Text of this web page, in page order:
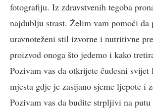
fotografiju. Iz zdravstvenih tegoba
najdublju strast. Želim vam pomoći da
uravnoteženi stil izvorne i nutritivne
proizvod onoga što jedemo i kako
Pozivam vas da otkrijete čudesni svijet
mjesta gdje je zasijano sjeme ljepote i
Pozivam vas da budite strpljivi na